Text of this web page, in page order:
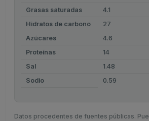
Grasas saturadas
4.1
Hidratos de carbono
27
Azúcares
4.6
Proteínas
14
Sal
1.48
Sodio
0.59
Datos procedentes de fuentes públicas.